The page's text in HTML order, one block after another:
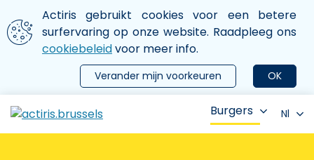
Aller au contenu principal
We gebruiken cookies
Actiris gebruikt cookies voor een betere
surfervaring op onze website. Raadpleeg ons
cookiebeleidvoor meer info.
OK
Verander mijn voorkeuren
le menu
Burgers Nl